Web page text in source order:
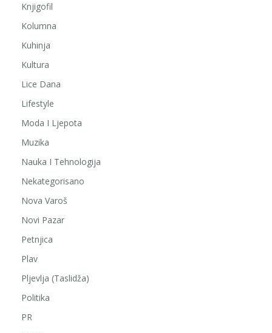
Knjigofil
Kolumna
Kuhinja
Kultura
Lice Dana
Lifestyle
Moda I Ljepota
Muzika
Nauka I Tehnologija
Nekategorisano
Nova Varoš
Novi Pazar
Petnjica
Plav
Pljevlja (Taslidža)
Politika
PR